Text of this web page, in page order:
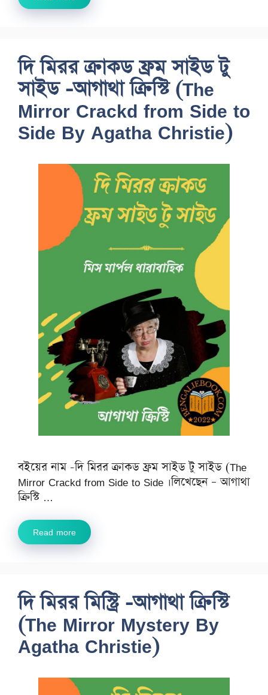
দি মিরর ক্রাকড ফ্রম সাইড টু
সাইড -আগাথা ক্রিস্টি (The
Mirror Crackd from Side to
Side By Agatha Christie)
বইয়ের নাম -দি মিরর ক্রাকড ফ্রম সাইড টু সাইড (The
Mirror Crackd from Side to Side ।লিখেছেন – আগাথা
ক্রিস্টি …
Read more
দি মিরর মিস্ট্রি -আগাথা ক্রিস্টি
(The Mirror Mystery By
Agatha Christie)